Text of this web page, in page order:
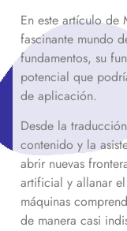
En este artículo de
fascinante mundo
fundamentos, su
potencial que
de aplicación.
Desde la
contenido y la
abrir nuevas
artificial y allanar
máquinas
de manera casi